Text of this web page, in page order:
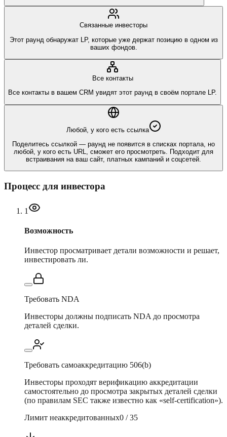
Связанные инвесторы
Этот раунд обнаружат LP, которые уже держат позицию в одном из
ваших фондов.
Все контакты
Все контакты в вашем CRM увидят этот раунд в своём портале LP.
Любой, у кого есть ссылка
Поделитесь ссылкой — раунд не появится в списках портала, но
любой, у кого есть URL, сможет его просмотреть. Подходит для
встраивания на ваш сайт, платных кампаний и соцсетей.
Процесс для инвестора
1
Возможность
Инвестор просматривает детали возможности и решает,
инвестировать ли.
Требовать NDA
Инвесторы должны подписать NDA до просмотра
деталей сделки.
Требовать самоаккредитацию 506(b)
Инвесторы проходят верификацию аккредитации
самостоятельно до просмотра закрытых деталей сделки
(по правилам SEC также известно как «self-certification»).
Лимит неаккредитованных0 /35